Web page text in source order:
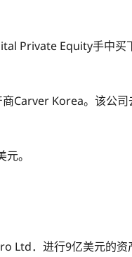
Private Equity手中买
Carver Korea。该公司
。
Ltd．进行9亿美元的资